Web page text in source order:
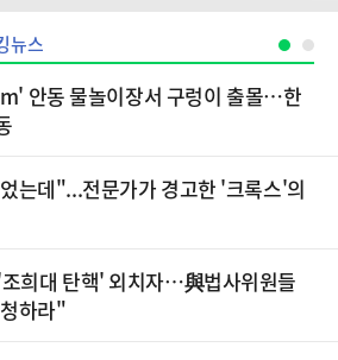
뉴스
안동 물놀이장서 구렁이 출몰…한
는데"...전문가가 경고한 '크록스'의
희대 탄핵' 외치자…與법사위원들
하라"